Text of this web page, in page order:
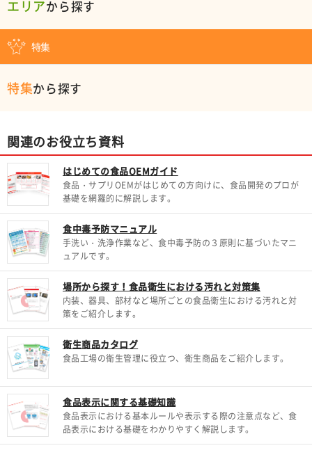
エリアから探す
特集
特集から探す
関連のお役立ち資料
はじめての食品OEMガイド
食品・サプリOEMがはじめての方向けに、食品開発のプロが
基礎を網羅的に解説します。
食中毒予防マニュアル
手洗い・洗浄作業など、食中毒予防の３原則に基づいたマニ
ュアルです。
場所から探す！食品衛生における汚れと対策集
内装、器具、部材など場所ごとの食品衛生における汚れと対
策をご紹介します。
衛生商品カタログ
食品工場の衛生管理に役立つ、衛生商品をご紹介します。
食品表示に関する基礎知識
食品表示における基本ルールや表示する際の注意点など、食
品表示における基礎をわかりやすく解説します。